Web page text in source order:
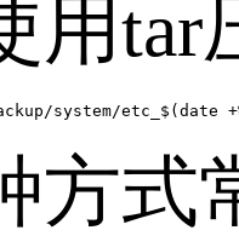
用
system/etc_$(date
方式